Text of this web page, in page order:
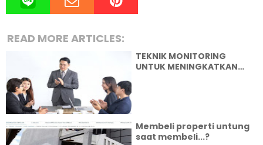
READ MORE ARTICLES:
TEKNIK MONITORING
UNTUK MENINGKATKAN
Membeli properti untung
saat membeli...?